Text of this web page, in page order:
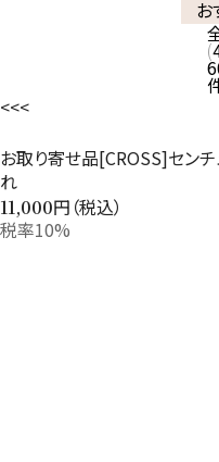
<<<
お取り寄せ品[CROSS]セン
れ
11,000円（税込）
税率10%